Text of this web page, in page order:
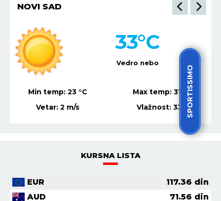
SPORTISSIMO
NIŠ
Mestimično oblačno
30°C
Min temp:22 °C Max temp: 36
°C
Vetar:1 m/s Vlažnost: 37 %
KURSNA LISTA
EUR 117.36 din
AUD
71.56 din